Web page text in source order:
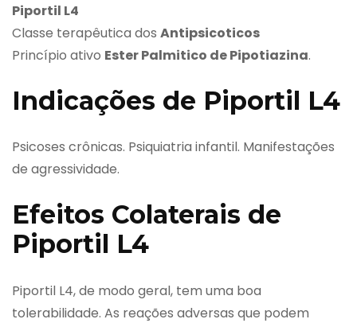
Piportil L4
Classe terapêutica dos Antipsicoticos
Princípio ativo Ester Palmitico de Pipotiazina.
Indicações de Piportil L4
Psicoses crônicas. Psiquiatria infantil. Manifestações
de agressividade.
Efeitos Colaterais de
Piportil L4
Piportil L4, de modo geral, tem uma boa
tolerabilidade. As reações adversas que podem